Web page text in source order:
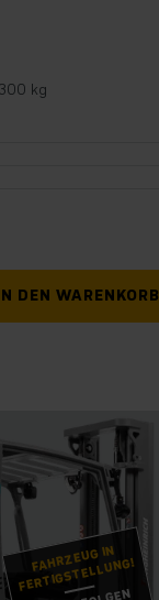
kg
DEN WARENKORB
FAHRZEUG IN
FERTIGSTELLUNG!